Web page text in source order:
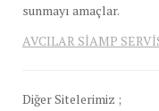
sunmayı amaçlar.
AVCILAR SİAMP
Diğer Sitelerimiz ;